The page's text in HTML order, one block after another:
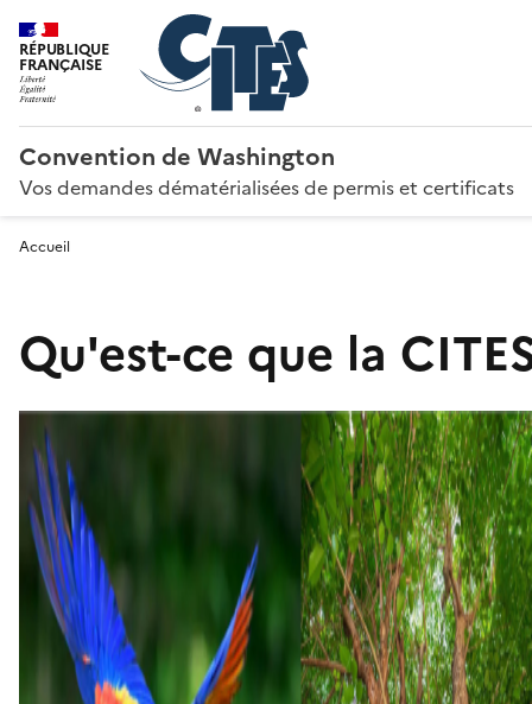
RÉPUBLIQUE
FRANÇAISE
Convention de Washington
Vos demandes dématérialisées de permis et certificats
Accueil
Qu'est-ce que la